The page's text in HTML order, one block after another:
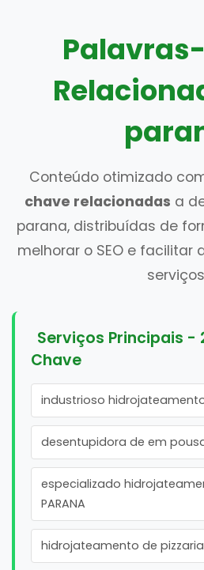
Conteúdo otimizado
chave relacionadas a
parana, distribuídas de
melhorar o SEO e facilitar
Serviços Principais -
Chave
industrioso hidrojateamento
desentupidora de em
especializado
PARANA
hidrojateamento de pizzaria